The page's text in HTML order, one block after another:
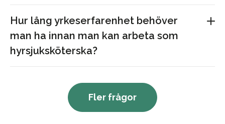
Hur lång yrkeserfarenhet behöver
man ha innan man kan arbeta som
hyrsjuksköterska?
Fler frågor